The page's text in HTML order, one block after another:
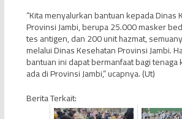
“Kita menyalurkan bantuan kepada Dinas
Provinsi Jambi, berupa 25.000 masker
tes antigen, dan 200 unit hazmat,
melalui Dinas Kesehatan Provinsi Jambi.
bantuan ini dapat bermanfaat bagi tenaga
ada di Provinsi Jambi,” ucapnya. (Ut)
Berita Terkait: